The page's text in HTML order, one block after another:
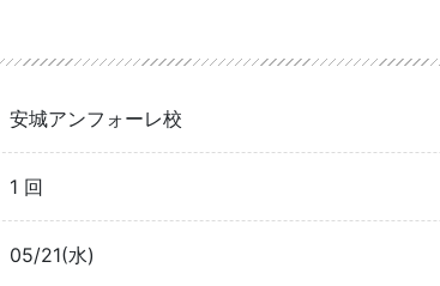
安城アンフォーレ校
1 回
05/21(水)